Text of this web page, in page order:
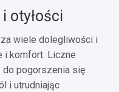
otyłości
za wiele dolegliwości i
i komfort. Liczne
pogorszenia się
i utrudniając